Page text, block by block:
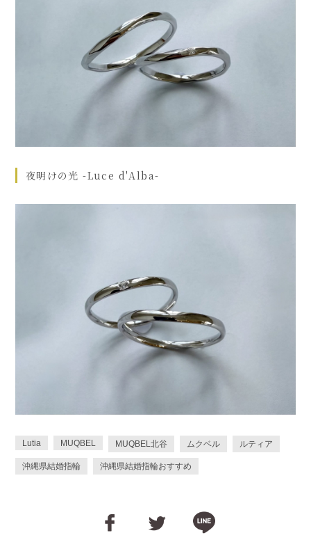
夜明けの光 -Luce d'Alba-
Lutia MUQBEL MUQBEL北谷 ムクベル ルティア
沖縄県結婚指輪 沖縄県結婚指輪おすすめ